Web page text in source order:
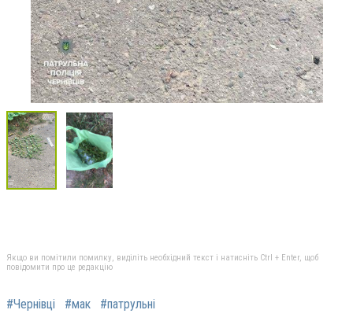
Якщо ви помітили помилку, виділіть необхідний текст і натисніть Ctrl + Enter, щоб
повідомити про це редакцію
#Чернівці #мак #патрульні